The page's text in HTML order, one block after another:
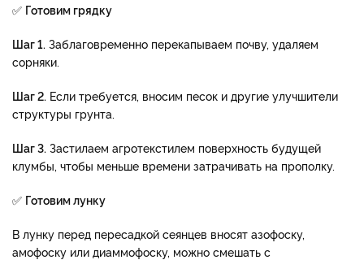
✅ Готовим грядку
Шаг 1. Заблаговременно перекапываем почву, удаляем
сорняки.
Шаг 2. Если требуется, вносим песок и другие улучшители
структуры грунта.
Шаг 3. Застилаем агротекстилем поверхность будущей
клумбы, чтобы меньше времени затрачивать на прополку.
✅ Готовим лунку
В лунку перед пересадкой сеянцев вносят азофоску,
амофоску или диаммофоску, можно смешать с